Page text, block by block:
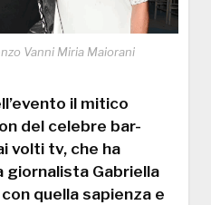
Vanni Miria Maiorani
il mitico
del celebre bar-
volti tv, che ha
Gabriella
con quella sapienza e